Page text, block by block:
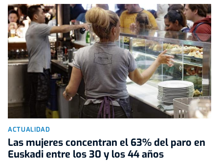
ACTUALIDAD
Las mujeres concentran el 63% del paro en
Euskadi entre los 30 y los 44 años